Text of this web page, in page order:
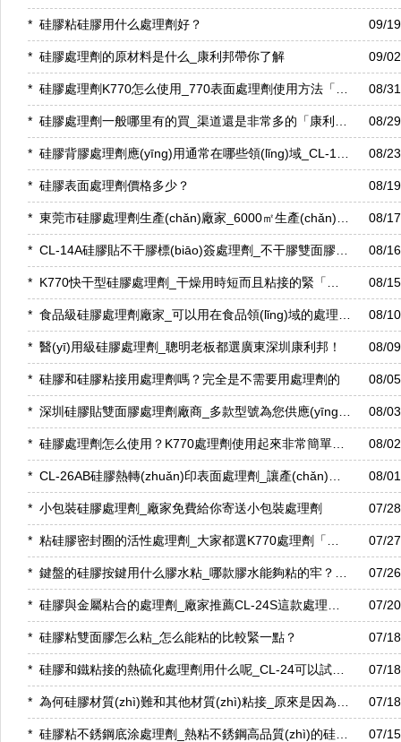
* 硅膠粘硅膠用什么處理劑好？ 09/19
* 硅膠處理劑的原材料是什么_康利邦帶你了解 09/02
* 08/31
* 08/29
* 08/23
* 硅膠表面處理劑價格多少？ 08/19
* 08/17
* 08/16
* 08/15
* 08/10
* 醫(yī)用級硅膠處理劑_聰明老板都選廣東深圳康利邦！ 08/09
* 硅膠和硅膠粘接用處理劑嗎？完全是不需要用處理劑的 08/05
* 08/03
* 08/02
* 08/01
* 小包裝硅膠處理劑_廠家免費給你寄送小包裝處理劑 07/28
* 07/27
* 07/26
* 07/20
* 硅膠粘雙面膠怎么粘_怎么能粘的比較緊一點？ 07/18
* 07/18
* 07/18
* 07/15